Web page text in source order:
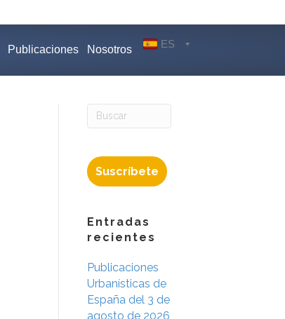
Publicaciones Nosotros ES
Suscríbete
Entradas
recientes
Publicaciones
Urbanísticas de
España del 3 de
agosto de 2026